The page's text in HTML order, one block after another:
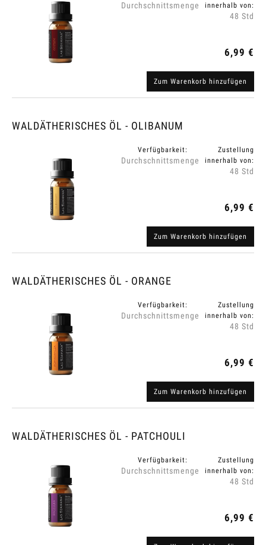
Durchschnittsmenge
innerhalb von:
48 Std
6,99 €
Zum Warenkorb hinzufügen
WALDÄTHERISCHES ÖL - OLIBANUM
Verfügbarkeit:
Durchschnittsmenge
Zustellung
innerhalb von:
48 Std
6,99 €
Zum Warenkorb hinzufügen
WALDÄTHERISCHES ÖL - ORANGE
Verfügbarkeit:
Durchschnittsmenge
Zustellung
innerhalb von:
48 Std
6,99 €
Zum Warenkorb hinzufügen
WALDÄTHERISCHES ÖL - PATCHOULI
Verfügbarkeit:
Durchschnittsmenge
Zustellung
innerhalb von:
48 Std
6,99 €